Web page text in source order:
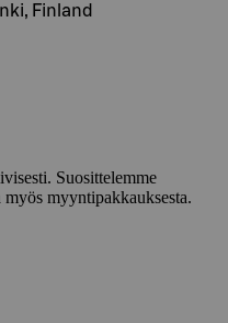
Finland
Suosittelemme
myyntipakkauksesta.